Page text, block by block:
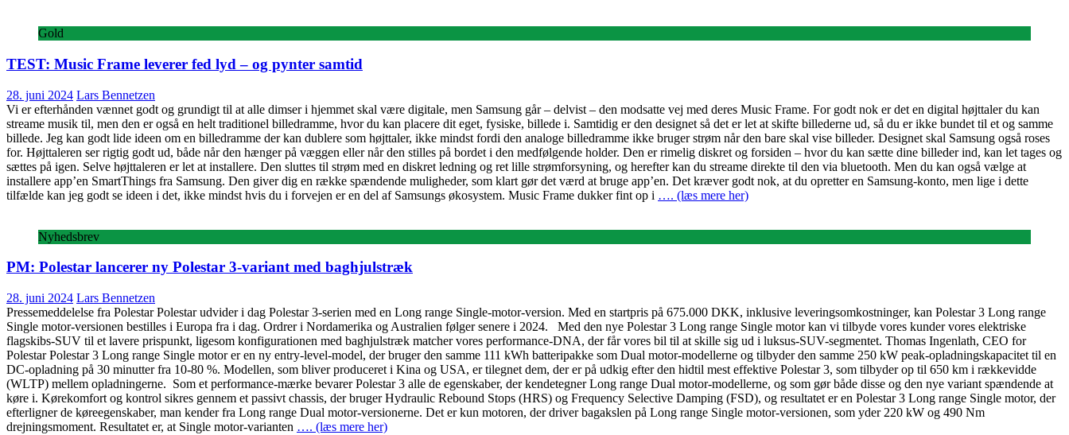
Gold
TEST: Music Frame leverer fed lyd – og pynter samtid
28. juni 2024 Lars Bennetzen
Vi er efterhånden vænnet godt og grundigt til at alle dimser i hjemmet skal være digitale, men Samsung går – delvist – den modsatte vej med deres Music Frame. For godt nok er det en digital højttaler du kan
streame musik til, men den er også en helt traditionel billedramme, hvor du kan placere dit eget, fysiske, billede i. Samtidig er den designet så det er let at skifte billederne ud, så du er ikke bundet til et og samme
billede. Jeg kan godt lide ideen om en billedramme der kan dublere som højttaler, ikke mindst fordi den analoge billedramme ikke bruger strøm når den bare skal vise billeder. Designet skal Samsung også roses
for. Højttaleren ser rigtig godt ud, både når den hænger på væggen eller når den stilles på bordet i den medfølgende holder. Den er rimelig diskret og forsiden – hvor du kan sætte dine billeder ind, kan let tages og
sættes på igen. Selve højttaleren er let at installere. Den sluttes til strøm med en diskret ledning og ret lille strømforsyning, og herefter kan du streame direkte til den via bluetooth. Men du kan også vælge at
installere app’en SmartThings fra Samsung. Den giver dig en række spændende muligheder, som klart gør det værd at bruge app’en. Det kræver godt nok, at du opretter en Samsung-konto, men lige i dette
tilfælde kan jeg godt se ideen i det, ikke mindst hvis du i forvejen er en del af Samsungs økosystem. Music Frame dukker fint op i …. (læs mere her)
Nyhedsbrev
PM: Polestar lancerer ny Polestar 3-variant med baghjulstræk
28. juni 2024 Lars Bennetzen
Pressemeddelelse fra Polestar Polestar udvider i dag Polestar 3-serien med en Long range Single-motor-version. Med en startpris på 675.000 DKK, inklusive leveringsomkostninger, kan Polestar 3 Long range
Single motor-versionen bestilles i Europa fra i dag. Ordrer i Nordamerika og Australien følger senere i 2024. Med den nye Polestar 3 Long range Single motor kan vi tilbyde vores kunder vores elektriske
flagskibs-SUV til et lavere prispunkt, ligesom konfigurationen med baghjulstræk matcher vores performance-DNA, der får vores bil til at skille sig ud i luksus-SUV-segmentet. Thomas Ingenlath, CEO for
Polestar Polestar 3 Long range Single motor er en ny entry-level-model, der bruger den samme 111 kWh batteripakke som Dual motor-modellerne og tilbyder den samme 250 kW peak-opladningskapacitet til en
DC-opladning på 30 minutter fra 10-80 %. Modellen, som bliver produceret i Kina og USA, er tilegnet dem, der er på udkig efter den hidtil mest effektive Polestar 3, som tilbyder op til 650 km i rækkevidde
(WLTP) mellem opladningerne. Som et performance-mærke bevarer Polestar 3 alle de egenskaber, der kendetegner Long range Dual motor-modellerne, og som gør både disse og den nye variant spændende at
køre i. Kørekomfort og kontrol sikres gennem et passivt chassis, der bruger Hydraulic Rebound Stops (HRS) og Frequency Selective Damping (FSD), og resultatet er en Polestar 3 Long range Single motor, der
efterligner de køreegenskaber, man kender fra Long range Dual motor-versionerne. Det er kun motoren, der driver bagakslen på Long range Single motor-versionen, som yder 220 kW og 490 Nm
drejningsmoment. Resultatet er, at Single motor-varianten …. (læs mere her)